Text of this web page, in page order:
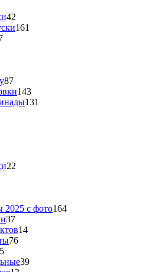
42
161
87
143
131
22
2025 с фото164
37
14
76
39